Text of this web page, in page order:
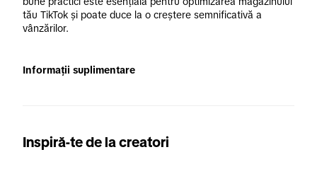
tău TikTok și poate duce la o creștere semnificativă a
vânzărilor.
Informații suplimentare
Inspiră-te de la creatori